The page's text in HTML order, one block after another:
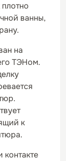
ванны,
на
ТЭНом.
к